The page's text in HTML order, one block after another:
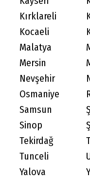
Kırklareli
Kocaeli
Malatya
Mersin
Nevşehir
Osmaniye
Samsun
Sinop
Tekirdağ
Tunceli
Yalova